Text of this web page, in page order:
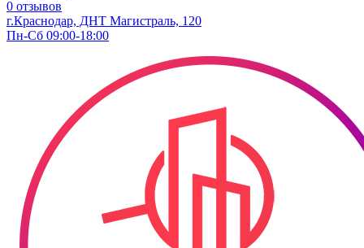
0 отзывов
г.Краснодар, ​ДНТ Магистраль, 120
Пн-Сб 09:00-18:00